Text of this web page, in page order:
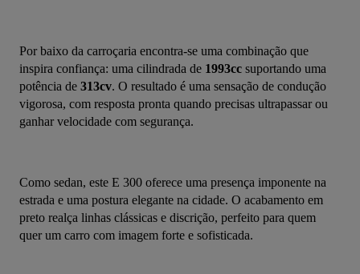
Por baixo da carroçaria encontra-se uma combinação que
inspira confiança: uma cilindrada de 1993cc suportando uma
potência de 313cv. O resultado é uma sensação de condução
vigorosa, com resposta pronta quando precisas ultrapassar ou
ganhar velocidade com segurança.
Como sedan, este E 300 oferece uma presença imponente na
estrada e uma postura elegante na cidade. O acabamento em
preto realça linhas clássicas e discrição, perfeito para quem
quer um carro com imagem forte e sofisticada.